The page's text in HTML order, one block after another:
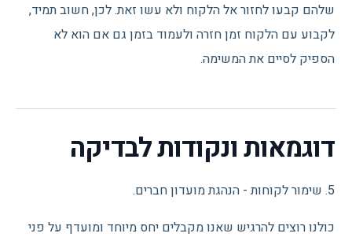
שלהם קבעו לחזור אל הלקוח ולא עשו זאת. לכן, חשוב תמיד,
לקבוע עם הלקוח זמן חזרה ולעמוד בזמן גם אם הוא לא
הספיק לסיים את המשימה.
דוגמאות ונקודות לבדיקה
5. שימור לקוחות - הנהגת מועדון חברים.
כולנו רוצים להרגיש שאנו מקבלים יחס מיוחד ומועדף על פני